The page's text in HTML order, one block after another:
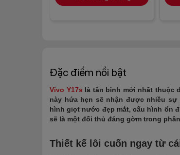
Đặc điểm nổi bật
Vivo Y17s là tân binh mới nhất thuộc
này hứa hẹn sẽ nhận được nhiều
hình giọt nước đẹp mắt, cấu hình ổn
sẽ là một đối thủ đáng gờm trong
Thiết kế lôi cuốn ngay từ